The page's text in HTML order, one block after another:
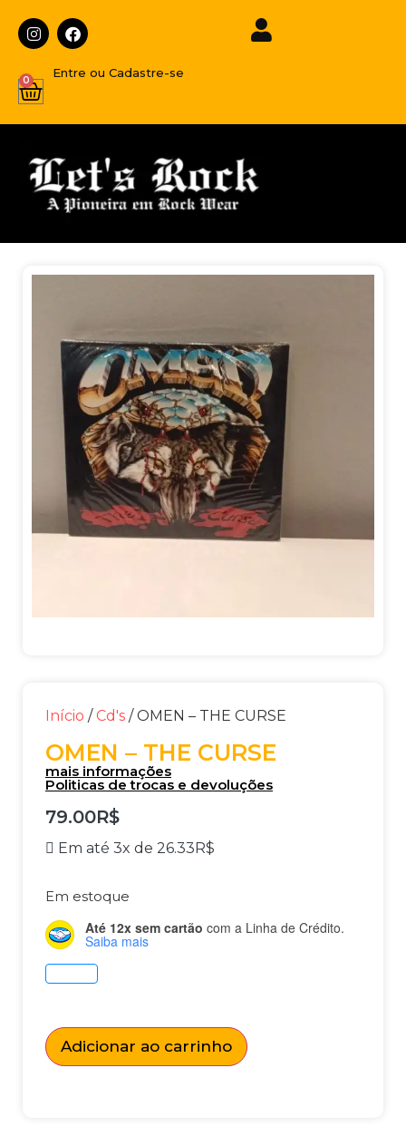
Entre ou Cadastre-se
0
Início / Cd's / OMEN – THE CURSE
OMEN – THE CURSE
mais informações
Politicas de trocas e devoluções
79.00R$
Em até 3x de 26.33R$
Em estoque
Até 12x sem cartão com a Linha de Crédito.
Saiba mais
Adicionar ao carrinho